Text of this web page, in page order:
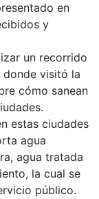
en
y
un recorrido
visitó la
cómo sanean
estas ciudades
agua
agua tratada
la cual se
público.